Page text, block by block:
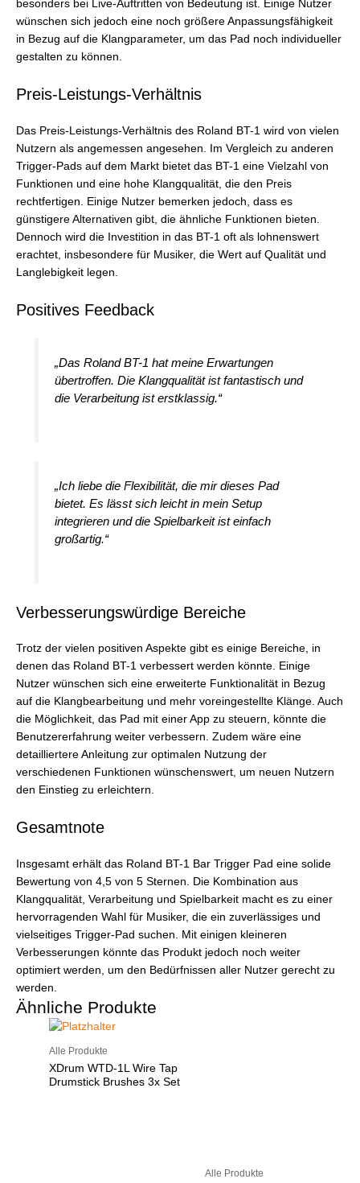
besonders bei Live-Auftritten von Bedeutung ist. Einige Nutzer
wünschen sich jedoch eine noch größere Anpassungsfähigkeit
in Bezug auf die Klangparameter, um das Pad noch individueller
gestalten zu können.
Preis-Leistungs-Verhältnis
Das Preis-Leistungs-Verhältnis des Roland BT-1 wird von vielen
Nutzern als angemessen angesehen. Im Vergleich zu anderen
Trigger-Pads auf dem Markt bietet das BT-1 eine Vielzahl von
Funktionen und eine hohe Klangqualität, die den Preis
rechtfertigen. Einige Nutzer bemerken jedoch, dass es
günstigere Alternativen gibt, die ähnliche Funktionen bieten.
Dennoch wird die Investition in das BT-1 oft als lohnenswert
erachtet, insbesondere für Musiker, die Wert auf Qualität und
Langlebigkeit legen.
Positives Feedback
„Das Roland BT-1 hat meine Erwartungen
übertroffen. Die Klangqualität ist fantastisch und
die Verarbeitung ist erstklassig.“
„Ich liebe die Flexibilität, die mir dieses Pad
bietet. Es lässt sich leicht in mein Setup
integrieren und die Spielbarkeit ist einfach
großartig.“
Verbesserungswürdige Bereiche
Trotz der vielen positiven Aspekte gibt es einige Bereiche, in
denen das Roland BT-1 verbessert werden könnte. Einige
Nutzer wünschen sich eine erweiterte Funktionalität in Bezug
auf die Klangbearbeitung und mehr voreingestellte Klänge. Auch
die Möglichkeit, das Pad mit einer App zu steuern, könnte die
Benutzererfahrung weiter verbessern. Zudem wäre eine
detailliertere Anleitung zur optimalen Nutzung der
verschiedenen Funktionen wünschenswert, um neuen Nutzern
den Einstieg zu erleichtern.
Gesamtnote
Insgesamt erhält das Roland BT-1 Bar Trigger Pad eine solide
Bewertung von 4,5 von 5 Sternen. Die Kombination aus
Klangqualität, Verarbeitung und Spielbarkeit macht es zu einer
hervorragenden Wahl für Musiker, die ein zuverlässiges und
vielseitiges Trigger-Pad suchen. Mit einigen kleineren
Verbesserungen könnte das Produkt jedoch noch weiter
optimiert werden, um den Bedürfnissen aller Nutzer gerecht zu
werden.
Ähnliche Produkte
Alle Produkte
XDrum WTD-1L Wire Tap
Drumstick Brushes 3x Set
Alle Produkte